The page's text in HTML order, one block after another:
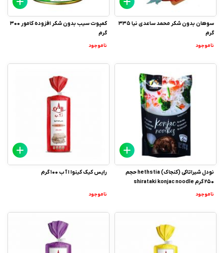
سوهان بدون شکر محمد ساعدی نیا 335
گرم
ناموجود
کمپوت سیب بدون شکر افزوده کامور 300
گرم
ناموجود
نودل شیراتاکی (کنجاک) hethstia حجم
250 گرم shirataki konjac noodle
ناموجود
رایس کیک کینوا ا آ ب 100 گرم
ناموجود